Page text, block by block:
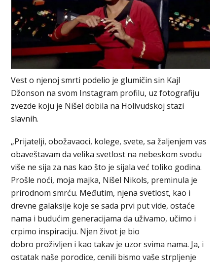
Vest o njenoj smrti podelio je glumičin sin Kajl
Džonson na svom Instagram profilu, uz fotografiju
zvezde koju je Nišel dobila na Holivudskoj stazi
slavnih.
„Prijatelji, obožavaoci, kolege, svete, sa žaljenjem vas
obaveštavam da velika svetlost na nebeskom svodu
više ne sija za nas kao što je sijala već toliko godina.
Prošle noći, moja majka, Nišel Nikols, preminula je
prirodnom smrću. Međutim, njena svetlost, kao i
drevne galaksije koje se sada prvi put vide, ostaće
nama i budućim generacijama da uživamo, učimo i
crpimo inspiraciju. Njen život je bio
dobro proživljen i kao takav je uzor svima nama. Ja, i
ostatak naše porodice, cenili bismo vaše strpljenje